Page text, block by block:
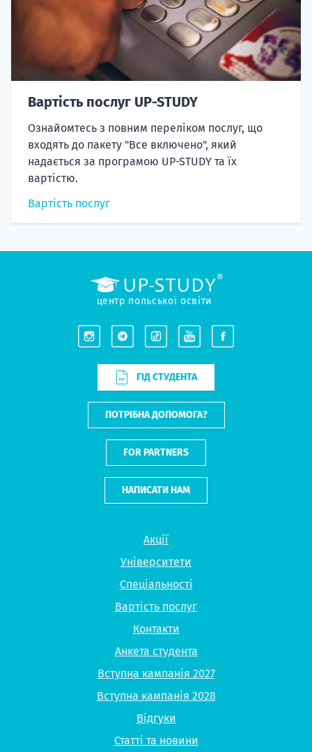
Вартість послуг UP-STUDY
Ознайомтесь з повним переліком послуг, що
входять до пакету "Все включено", який
надається за програмою UP-STUDY та їх
вартістю.
Вартість послуг
Акції
Університети
Спеціальності
Вартість послуг
Контакти
Анкета студента
Вступна кампанія 2027
Вступна кампанія 2028
Відгуки
Статті та новини
центр польської освіти
ГІД СТУДЕНТА
ПОТРІБНА ДОПОМОГА?
FOR PARTNERS
НАПИСАТИ НАМ